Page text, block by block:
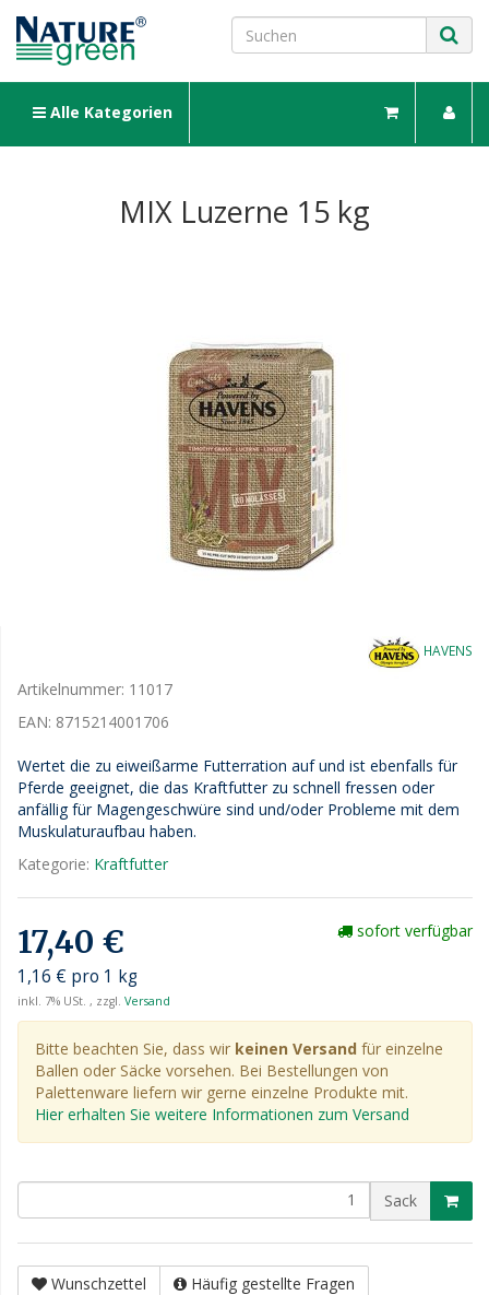
Alle Kategorien
MIX Luzerne 15 kg
HAVENS
Artikelnummer: 11017
EAN: 8715214001706
Wertet die zu eiweißarme Futterration auf und ist ebenfalls für
Pferde geeignet, die das Kraftfutter zu schnell fressen oder
anfällig für Magengeschwüre sind und/oder Probleme mit dem
Muskulaturaufbau haben.
Kategorie: Kraftfutter
17,40 €
1,16 € pro 1 kg
inkl. 7% USt. , zzgl. Versand
sofort verfügbar
Bitte beachten Sie, dass wir keinen Versand für einzelne
Ballen oder Säcke vorsehen. Bei Bestellungen von
Palettenware liefern wir gerne einzelne Produkte mit.
Hier erhalten Sie weitere Informationen zum Versand
Sack
Wunschzettel Häufig gestellte Fragen